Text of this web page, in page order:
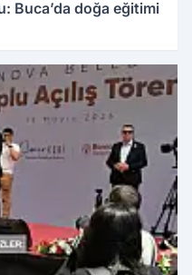
Buca’da doğa eğitimi